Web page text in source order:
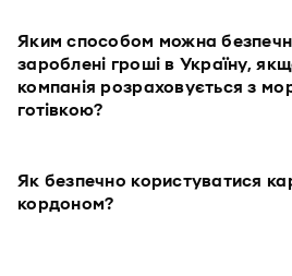
Яким способом можна
зароблені гроші в Україну,
компанія розраховується з
готівкою?
Як безпечно користуватися
кордоном?